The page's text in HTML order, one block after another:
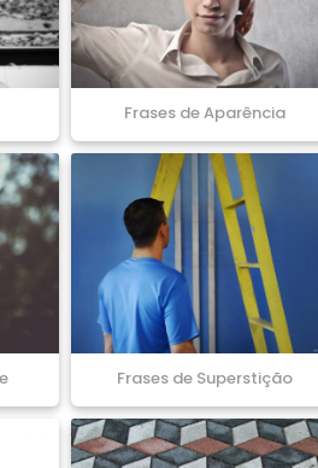
Frases de Aparência
Frases de Superstição